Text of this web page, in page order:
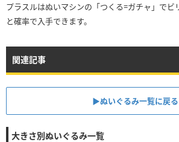
プラスルはぬいマシンの「つくる=ガチャ」でビ
と確率で入手できます。
関連記事
▶︎ぬいぐるみ一覧に戻る
大きさ別ぬいぐるみ一覧